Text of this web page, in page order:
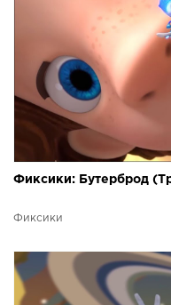
Фиксики: Бутерброд
Фиксики